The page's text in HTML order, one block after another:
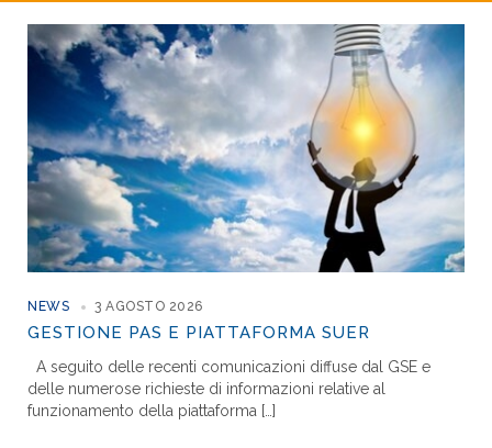
NEWS 3 AGOSTO 2026
GESTIONE PAS E PIATTAFORMA SUER
A seguito delle recenti comunicazioni diffuse dal GSE e
delle numerose richieste di informazioni relative al
funzionamento della piattaforma […]